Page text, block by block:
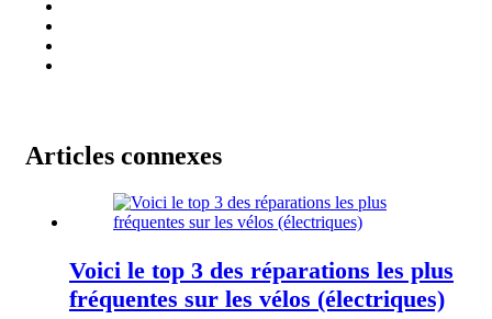
Articles connexes
Voici le top 3 des réparations les plus
fréquentes sur les vélos (électriques)